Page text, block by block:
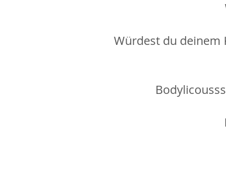
Würdest du deinem